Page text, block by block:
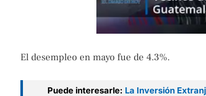
El desempleo en mayo fue de 4.3%.
Puede interesarle: La Inversión